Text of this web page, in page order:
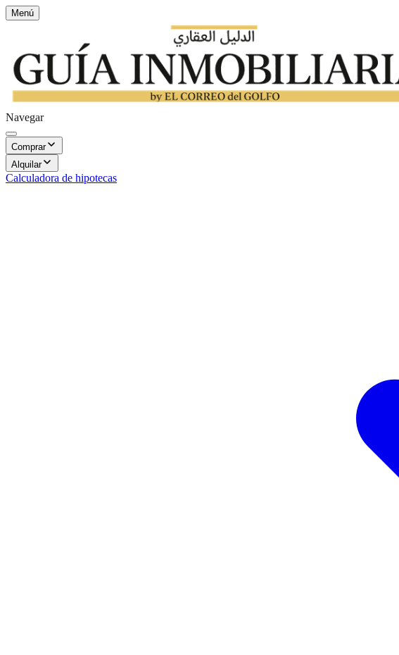
Menú
Navegar
Comprar
Alquilar
Calculadora de hipotecas